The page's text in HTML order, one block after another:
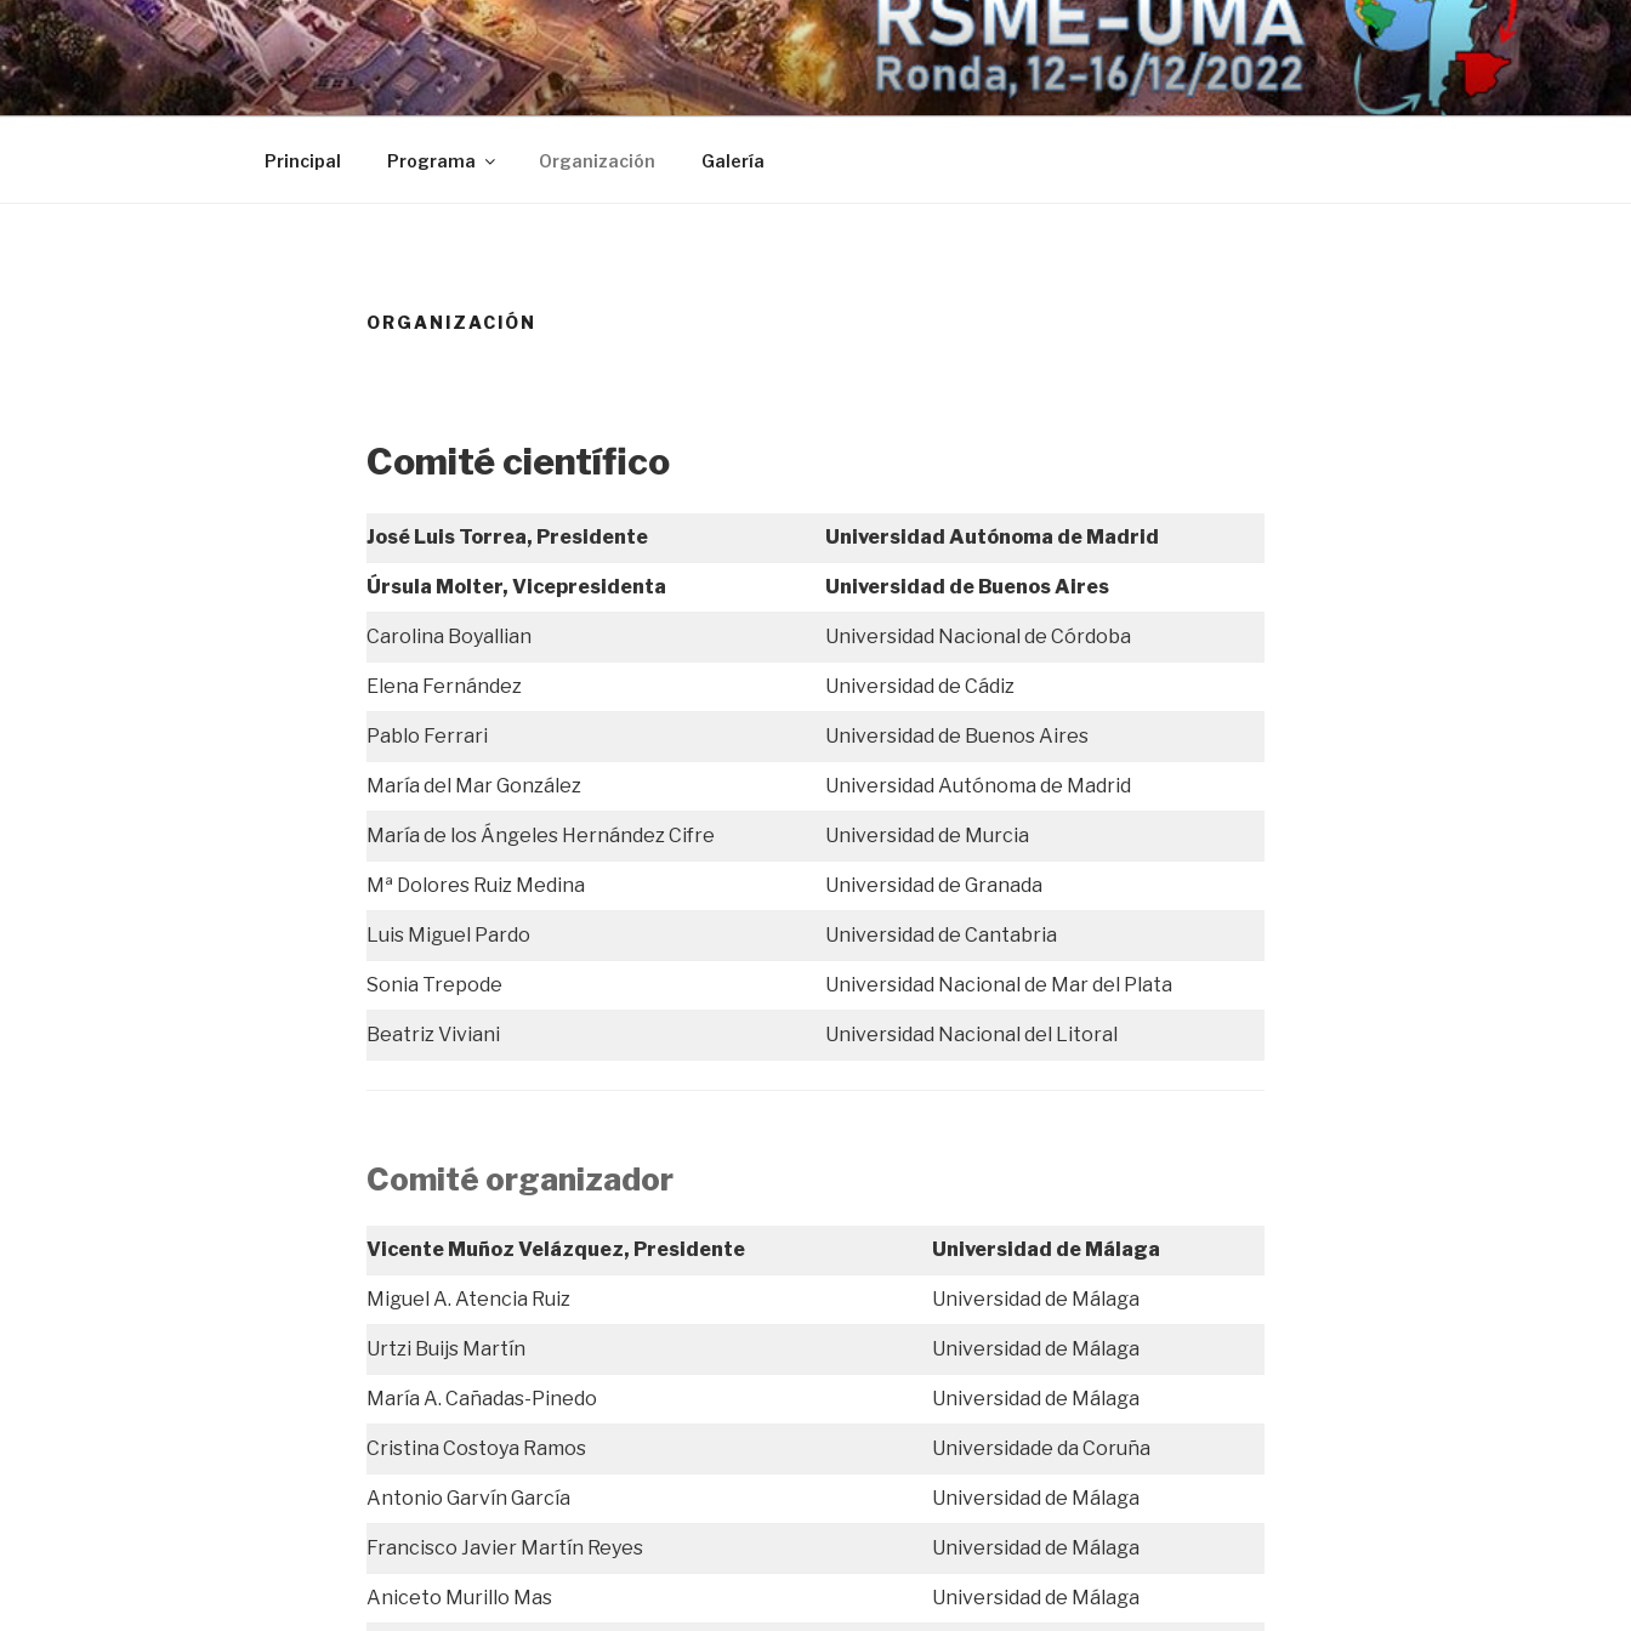
Skip
to
content
RSME – UMA
Principal Programa Organización Galería
ORGANIZACIÓN
Comité científico
José Luis Torrea, Presidente Universidad Autónoma de Madrid
Úrsula Molter, Vicepresidenta Universidad de Buenos Aires
Carolina Boyallian Universidad Nacional de Córdoba
Elena Fernández Universidad de Cádiz
Pablo Ferrari Universidad de Buenos Aires
María del Mar González Universidad Autónoma de Madrid
María de los Ángeles Hernández Cifre Universidad de Murcia
Mª Dolores Ruiz Medina Universidad de Granada
Luis Miguel Pardo Universidad de Cantabria
Sonia Trepode Universidad Nacional de Mar del Plata
Beatriz Viviani Universidad Nacional del Litoral
Comité organizador
Vicente Muñoz Velázquez, Presidente Universidad de Málaga
Miguel A. Atencia Ruiz Universidad de Málaga
Urtzi Buijs Martín Universidad de Málaga
María A. Cañadas-Pinedo Universidad de Málaga
Cristina Costoya Ramos Universidade da Coruña
Antonio Garvín García Universidad de Málaga
Francisco Javier Martín Reyes Universidad de Málaga
Aniceto Murillo Mas Universidad de Málaga